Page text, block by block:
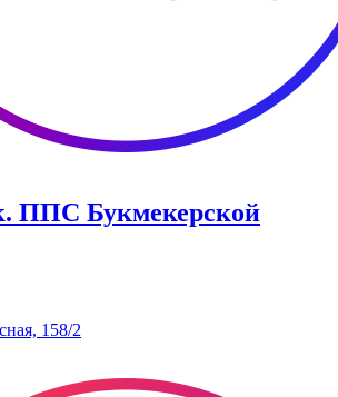
ППС Букмекерской
158/2